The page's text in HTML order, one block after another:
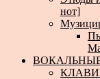
нот]